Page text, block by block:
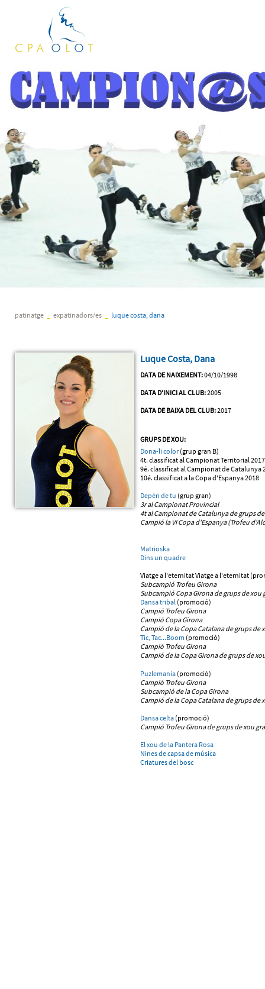
patinatge expatinadors/es luque costa, dana
Luque Costa, Dana
DATA DE NAIXEMENT:04/10/1998
DATA D'INICI AL CLUB:2005
DATA DE BAIXA DEL CLUB:2017
GRUPS DE XOU:
Dona-li color(grup gran B)
4t. classificat al Campionat Territorial 2017
9é. classificat al Campionat de Catalunya
10é. classificat a la Copa d'Espanya 2018
Depèn de tu (grup gran)
3r al Campionat Provincial
4t al Campionat de Catalunyade grups
Campió la VI Copa d'Espanya (Trofeu
Matrioska
Dins un quadre
Viatge a l'eternitat Viatge a l'eternitat
Subcampió Trofeu Girona
Subcampió Copa Girona de grups de xou
Dansa tribal(promoció)
Campió Trofeu Girona
Campió Copa Girona
Campió de la Copa Catalana de grups de
Tic, Tac...Boom (promoció)
Campió Trofeu Girona
Campió de la Copa Girona de grups de
Puzlemania(promoció)
Campió Trofeu Girona
Subcampió de la Copa Girona
Campió de la Copa Catalana de grups de
Dansa celta(promoció)
Campió Trofeu Gironade grups de xou
El xou de la Pantera Rosa
Nines de capsa de música
Criatures del bosc